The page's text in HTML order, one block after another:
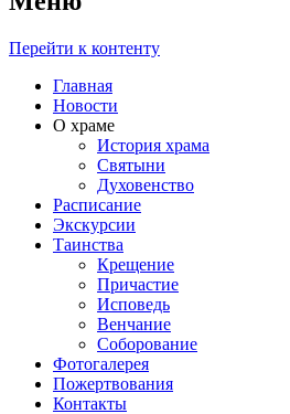
Перейти к контенту
Главная
Новости
О храме
История храма
Святыни
Духовенство
Расписание
Экскурсии
Таинства
Крещение
Причастие
Исповедь
Венчание
Соборование
Фотогалерея
Пожертвования
Контакты